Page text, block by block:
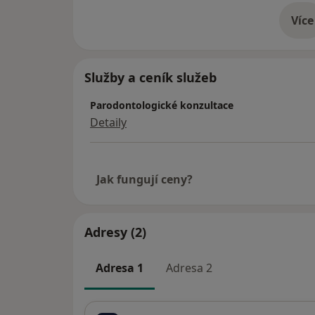
Více
o
Služby a ceník služeb
Parodontologické konzultace
Detaily
Jak fungují ceny?
Adresy (2)
Adresa 1 Adresa 2